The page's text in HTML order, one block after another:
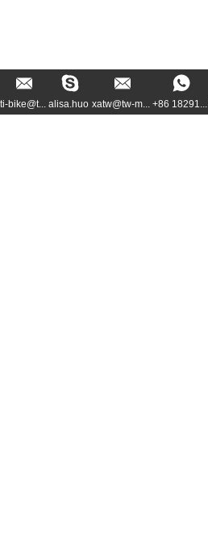
ti-bike@t... alisa.huo xatw@tw-m... +86 18291...